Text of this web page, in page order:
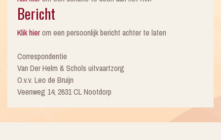
Bericht
Klik hierom een persoonlijk bericht achter te laten
Correspondentie
Van Der Helm & Schols uitvaartzorg
O.v.v. Leo de Bruijn
Veenweg 14, 2631 CL Nootdorp